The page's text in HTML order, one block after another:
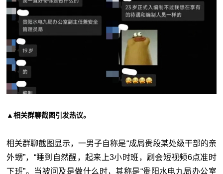
▲相关群聊截图引发热议。
相关群聊截图显示，一男子自称是“成局贵段某处级干部的亲
外甥”，“睡到自然醒，起来上3小时班，刷会短视频6点准时
下班”。当被问及是做什么时，其称是“贵阳水电九局办公室